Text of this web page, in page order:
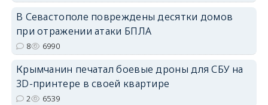
В Севастополе повреждены десятки домов
при отражении атаки БПЛА
8 6990
Крымчанин печатал боевые дроны для СБУ на
3D-принтере в своей квартире
2 6539